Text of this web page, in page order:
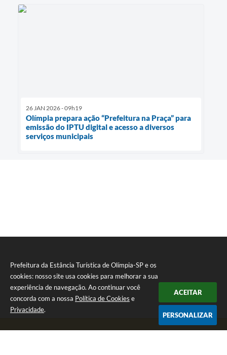
Prefeitura da Estância Turística de Olímpia-SP e os
cookies: nosso site usa cookies para melhorar a sua
experiência de navegação. Ao continuar você
concorda com a nossa Política de Cookies e
Privacidade.
ACEITAR
PERSONALIZAR
26 JAN 2026 - 09h19
Olímpia prepara ação “Prefeitura na Praça” para
emissão do IPTU digital e acesso a diversos
serviços municipais